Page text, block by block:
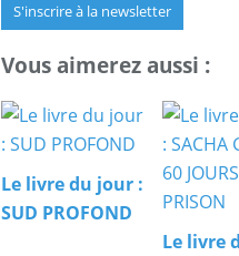
S'inscrire à la newsletter
Vous aimerez aussi :
Le livre du jour :
SUD PROFOND
Le livre